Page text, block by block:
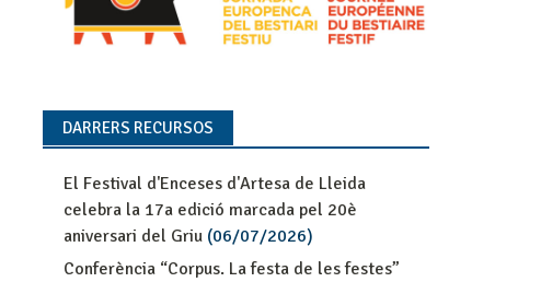
DARRERS RECURSOS
El Festival d'Enceses d'Artesa de Lleida
celebra la 17a edició marcada pel 20è
aniversari del Griu(06/07/2026)
Conferència “Corpus. La festa de les festes”